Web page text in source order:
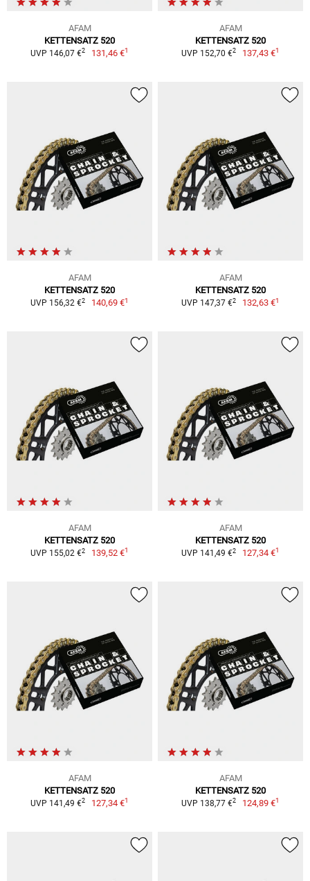
AFAM
KETTENSATZ 520
UVP 146,07 €2 131,46 €1
AFAM
KETTENSATZ 520
UVP 152,70 €2 137,43 €1
AFAM
KETTENSATZ 520
UVP 156,32 €2 140,69 €1
AFAM
KETTENSATZ 520
UVP 147,37 €2 132,63 €1
AFAM
KETTENSATZ 520
UVP 155,02 €2 139,52 €1
AFAM
KETTENSATZ 520
UVP 141,49 €2 127,34 €1
AFAM
KETTENSATZ 520
UVP 141,49 €2 127,34 €1
AFAM
KETTENSATZ 520
UVP 138,77 €2 124,89 €1